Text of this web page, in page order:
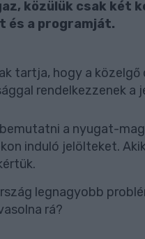
közülük csak két
és a programját.
tartja, hogy a
rendelkezzenek a
a nyugat-
induló jelölteket.
legnagyobb
rá?